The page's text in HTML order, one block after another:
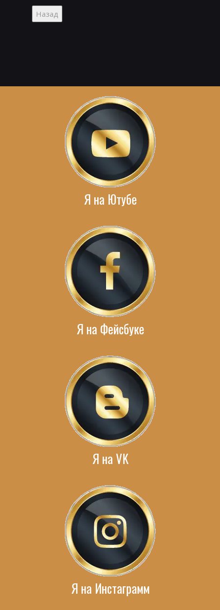
Я на Ютубе
Я на Фейсбуке
Я на VK
Я на Инстаграмм